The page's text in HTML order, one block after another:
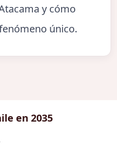
y cómo
único.
en 2035